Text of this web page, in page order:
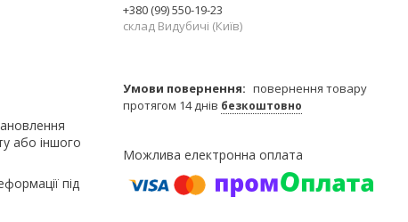
або іншого
під
+380 (99) 550-19-23
склад Видубичі (Київ)
повернення товару
протягом 14 днів безкоштовно